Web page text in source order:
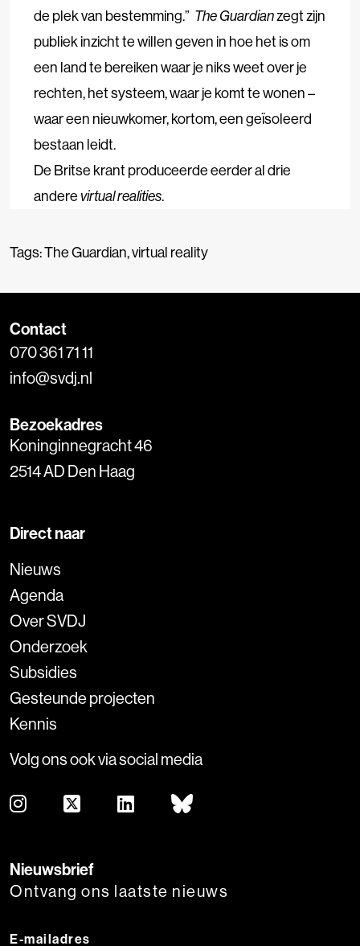
de plek van bestemming.” The Guardianzegt zijn
publiek inzicht te willen geven in hoe het is om
een land te bereiken waar je niks weet over je
rechten, het systeem, waar je komt te wonen –
waar een nieuwkomer, kortom, een geïsoleerd
bestaan leidt.
De Britse krant produceerde eerder al drie
andere virtual realities.
Tags:The Guardian,virtual reality
Contact
070 361 71 11
info@svdj.nl
Bezoekadres
Koninginnegracht 46
2514 AD Den Haag
Direct naar
Nieuws
Agenda
Over SVDJ
Onderzoek
Subsidies
Gesteunde projecten
Kennis
Volg ons ook via social media
Nieuwsbrief
Ontvang ons laatste nieuws
E-mailadres